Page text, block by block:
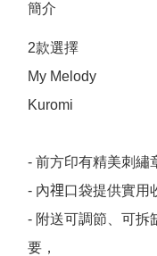
簡介
2款選擇
My Melody
Kuromi
- 前方印有精美刺繡
- 內𥚃口袋提供實用
- 附送可調節、可拆
要，